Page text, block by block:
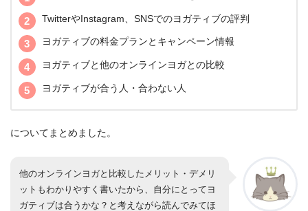
TwitterやInstagram、SNSでのヨガティブの評判
ヨガティブの料金プランとキャンペーン情報
ヨガティブと他のオンラインヨガとの比較
ヨガティブが合う人・合わない人
についてまとめました。
他のオンラインヨガと比較したメリット・デメリ
ットもわかりやすく書いたから、自分にとってヨ
ガティブは合うかな？と考えながら読んでみてほ